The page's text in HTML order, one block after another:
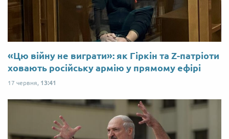
«Цю війну не виграти»: як Гіркін та Z-патріоти
ховають російську армію у прямому ефірі
17 червня, 13:41